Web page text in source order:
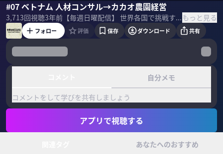
#07 ベトナム 人材コンサル→カカオ農園経営
3,713回視聴3年前 【毎週日曜配信】 世界各国で挑戦するビジネスパーソンへのインタビュー番組。 全てがリモートになる時代あえてリアルで世界をめぐるのは、名古屋のZIP-FMでDJを務めていたMEGURUさん。 ベトナム編４回目は、人材コンサルからカカオ農園の経営者へのピボットした遠藤亜矢子さん。夫についてきたベトナムで、まさかの自分が起業して夫は先に帰国。カカオに込めたあくなき挑戦とは？もっと見る
MEGURU
フォロー 評価 保存 ダウンロード 共有
自分メモ
コメントをして学びを共有しましょう
アプリで視聴する
あなたへのおすすめ